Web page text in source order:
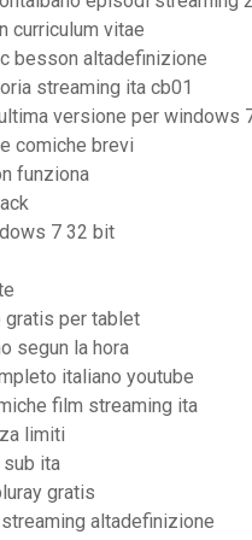
curriculum vitae
besson altadefinizione
streaming ita cb01
versione per windows
comiche brevi
funziona
7 32 bit
gratis per tablet
segun la hora
italiano youtube
film streaming ita
limiti
sub ita
gratis
altadefinizione